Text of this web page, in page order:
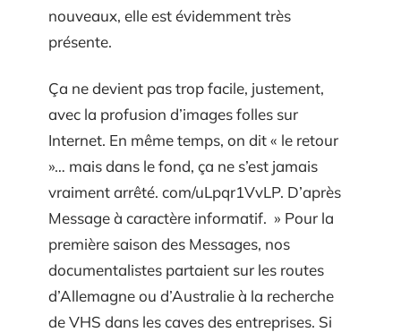
nouveaux, elle est évidemment très
présente.
Ça ne devient pas trop facile, justement,
avec la profusion d’images folles sur
Internet. En même temps, on dit « le retour
»… mais dans le fond, ça ne s’est jamais
vraiment arrêté. com/uLpqr1VvLP. D’après
Message à caractère informatif. » Pour la
première saison des Messages, nos
documentalistes partaient sur les routes
d’Allemagne ou d’Australie à la recherche
de VHS dans les caves des entreprises. Si